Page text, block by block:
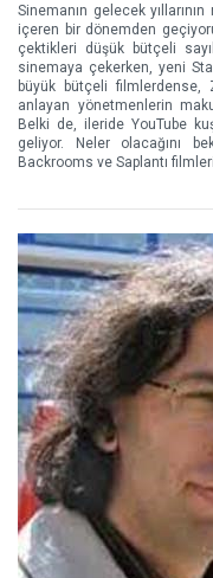
Sinemanın gelecek
içeren bir dönemden
çektikleri düşük bütçeli
sinemaya çekerken, yeni
büyük bütçeli filmlerdense,
anlayan yönetmenlerin
Belki de, ileride YouTube
geliyor. Neler olacağını
Backrooms ve Saplantı